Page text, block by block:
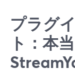
プラグ
ト：本